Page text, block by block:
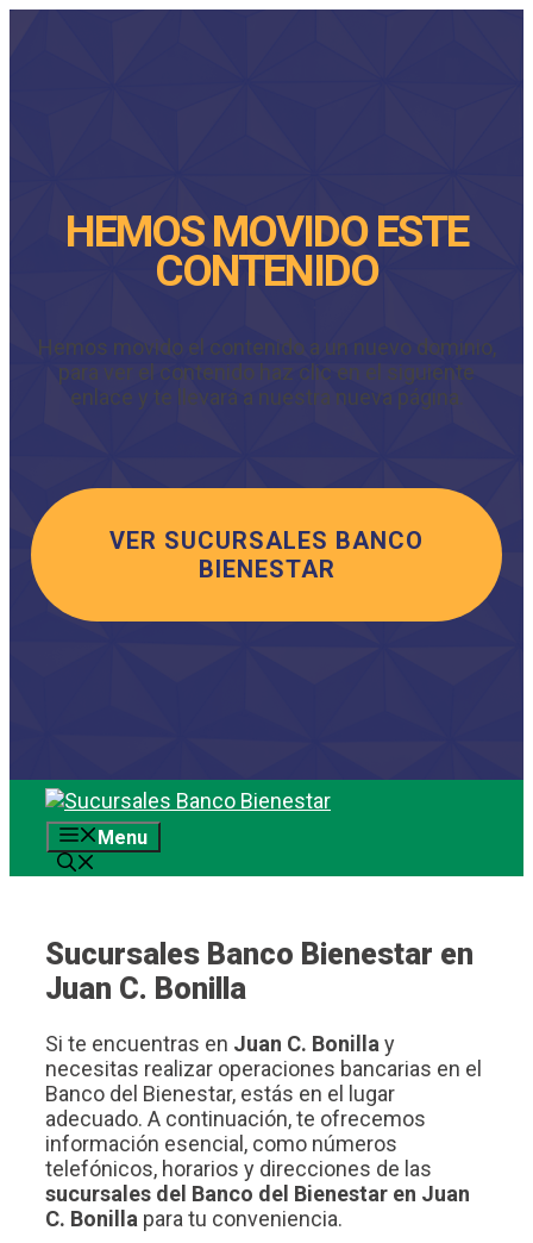
HEMOS MOVIDO ESTE
CONTENIDO
Hemos movido el contenido a un nuevo dominio,
para ver el contenido haz clic en el siguiente
enlace y te llevará a nuestra nueva página.
VER SUCURSALES BANCO
BIENESTAR
Saltar
contenidoMenu
Sucursales Banco Bienestar en
Juan C. Bonilla
Si te encuentras en Juan C. Bonilla y
necesitas realizar operaciones bancarias en el
Banco del Bienestar, estás en el lugar
adecuado. A continuación, te ofrecemos
información esencial, como números
telefónicos, horarios y direcciones de las
sucursales del Banco del Bienestar en Juan
C. Bonilla para tu conveniencia.